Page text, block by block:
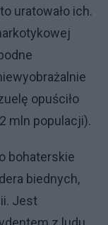
uratowało ich.
opuściło
mln populacji).
bohaterskie
biednych,
Jest